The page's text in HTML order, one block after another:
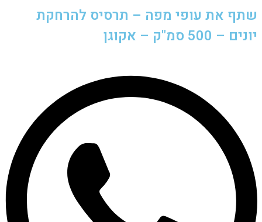
–
תרסיס
להרחקת
שתף את עופי מפה – תרסיס להרחקת
יונים – 500 סמ"ק – אקוגן